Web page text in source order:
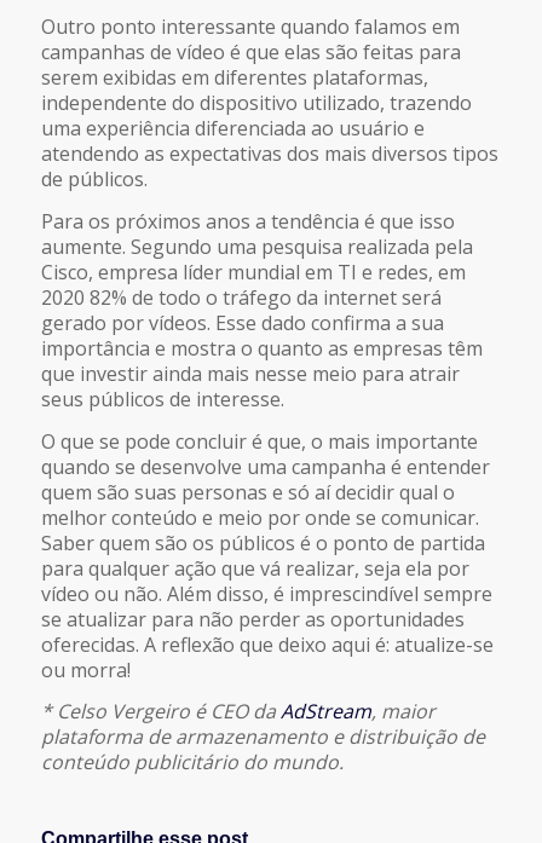
Outro ponto interessante quando falamos em
campanhas de vídeo é que elas são feitas para
serem exibidas em diferentes plataformas,
independente do dispositivo utilizado, trazendo
uma experiência diferenciada ao usuário e
atendendo as expectativas dos mais diversos tipos
de públicos.
Para os próximos anos a tendência é que isso
aumente. Segundo uma pesquisa realizada pela
Cisco, empresa líder mundial em TI e redes, em
2020 82% de todo o tráfego da internet será
gerado por vídeos. Esse dado confirma a sua
importância e mostra o quanto as empresas têm
que investir ainda mais nesse meio para atrair
seus públicos de interesse.
O que se pode concluir é que, o mais importante
quando se desenvolve uma campanha é entender
quem são suas personas e só aí decidir qual o
melhor conteúdo e meio por onde se comunicar.
Saber quem são os públicos é o ponto de partida
para qualquer ação que vá realizar, seja ela por
vídeo ou não. Além disso, é imprescindível sempre
se atualizar para não perder as oportunidades
oferecidas. A reflexão que deixo aqui é: atualize-se
ou morra!
* Celso Vergeiro é CEO da AdStream, maior
plataforma de armazenamento e distribuição de
conteúdo publicitário do mundo.
Compartilhe esse post